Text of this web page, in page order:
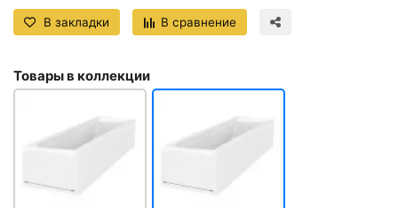
В закладки В сравнение
Товары в коллекции